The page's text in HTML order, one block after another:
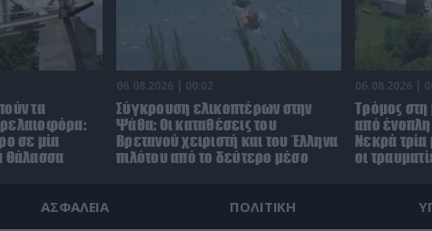
τα
σε μία
Θάλασσα
06.08.2026 | 00:02
Σύγκρουση ελικοπτέρων στην
Ψάθα: Οι καταθέσεις του
Βρετανού χειριστή και του Έλληνα
πιλότου από το δεύτερο μέσο
06.08.2026 |
Τρόμος στη
από ένοπλη
Νεκρά τρία
οι
ΑΣΦΑΛΕΙΑ ΠΟΛΙΤΙΚΗ